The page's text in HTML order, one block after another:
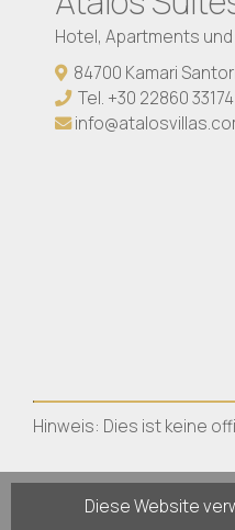
Hotel, Apartments und
84700 Kamari
Tel. +30 22860 33174
Hinweis: Dies ist keine
Diese Website